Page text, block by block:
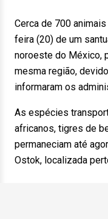
Cerca de 700
feira (20) de um
noroeste do México,
mesma região,
informaram os
As espécies
africanos, tigres de
permaneciam até
Ostok, localizada